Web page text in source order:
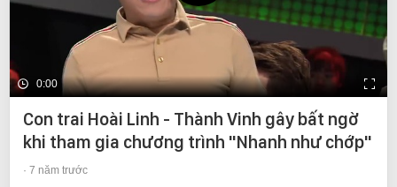
0:00
Con trai Hoài Linh - Thành Vinh gây bất ngờ
khi tham gia chương trình "Nhanh như chớp"
7 năm trước